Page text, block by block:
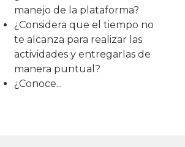
manejo de la plataforma?
¿Considera que el tiempo no
te alcanza para realizar las
actividades y entregarlas de
manera puntual?
¿Conoce...